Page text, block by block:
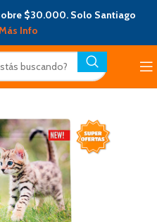
$30.000. Solo Santiago
Info